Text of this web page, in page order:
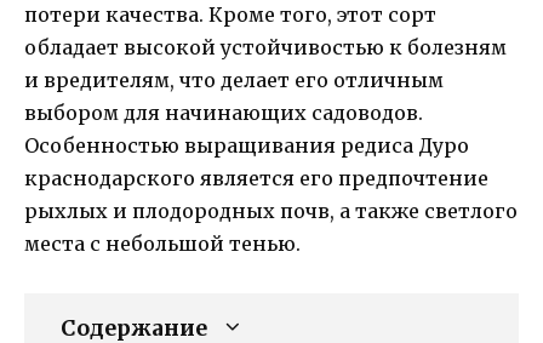
потери качества. Кроме того, этот сорт
обладает высокой устойчивостью к болезням
и вредителям, что делает его отличным
выбором для начинающих садоводов.
Особенностью выращивания редиса Дуро
краснодарского является его предпочтение
рыхлых и плодородных почв, а также светлого
места с небольшой тенью.
Содержание